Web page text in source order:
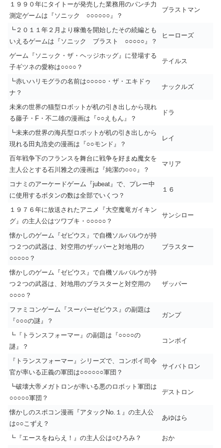
１９９０年にタイトーが発売した業務用のパンチ力
測定ゲームは『ソニック ○○○○○○』？
ブラストマン
┗２０１１年２月より稼働を開始したその続編とも
いえるゲームは『ソニック ブラスト ○○○○○』？
ヒーローズ
ゲーム『ソニック・ザ・ヘッジホッグ』に登場する
子ギツネの愛称は○○○○？
テイルス
┗赤いハリモグラの名前は○○○○○・ザ・エキドゥ
ナ？
ナックルズ
未来の世界の猫型ロボットが机の引き出しから現れ
る藤子・F・不二雄の漫画は『○○えもん』？
ドラ
┗未来の世界の海兵型ロボットが机の引き出しから
現れる田丸浩史の漫画は『○○モンド』？
レイ
百年戦争下のフランスを舞台に戦争を好まぬ魔女を
主人公とする石川雅之の漫画は『純潔の○○○』？
マリア
コナミのアーケードゲーム『jubeat』で、プレー中
に使用するボタンの数は全部でいくつ？
１６
１９７６年に放送されたアニメ『大空魔竜ガイキン
グ』の主人公はツワブキ・○○○○○？
サンシロー
懐かしのゲーム『ゼビウス』で自機ソルバルウが持
つ２つの武器は、対空用のザッパーと対地用の
○○○○○？
ブラスター
懐かしのゲーム『ゼビウス』で自機ソルバルウが持
つ２つの武器は、対地用のブラスターと対空用の
○○○○？
ザッパー
ファミコンゲーム『スーパーゼビウス』の副題は
『○○○の謎』？
ガンプ
┗『トランスフォーマー』の副題は『○○○○の
謎』？
コンボイ
『トランスフォーマー』シリーズで、コンボイ司令
官が率いる正義の軍団は○○○○○○軍団？
サイバトロン
┗破壊大帝メガトロンが率いる悪のロボット軍団は
○○○○○軍団？
デストロン
懐かしのスポコン漫画『アタックNo.１』の主人公
は○○こずえ？
あゆはら
┗『エースをねらえ！』の主人公は○ひろみ？
おか